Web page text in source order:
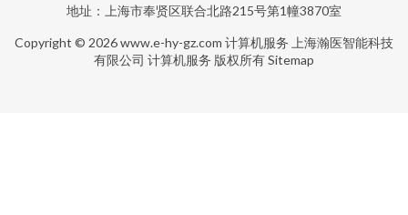
地址：上海市奉贤区联合北路215号第1幢3870室
Copyright © 2026www.e-hy-gz.com 计算机服务 上海瀚医智能科技
有限公司 计算机服务 版权所有Sitemap